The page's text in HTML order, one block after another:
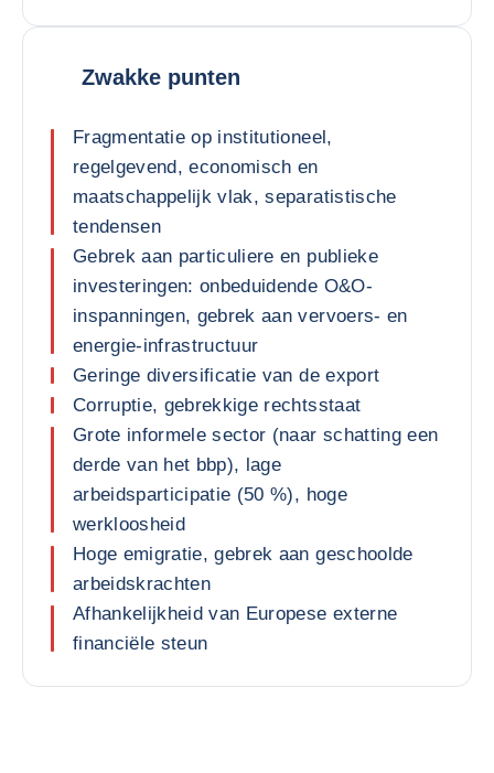
Zwakke punten
Fragmentatie op institutioneel,
regelgevend, economisch en
maatschappelijk vlak, separatistische
tendensen
Gebrek aan particuliere en publieke
investeringen: onbeduidende O&O-
inspanningen, gebrek aan vervoers- en
energie-infrastructuur
Geringe diversificatie van de export
Corruptie, gebrekkige rechtsstaat
Grote informele sector (naar schatting een
derde van het bbp), lage
arbeidsparticipatie (50 %), hoge
werkloosheid
Hoge emigratie, gebrek aan geschoolde
arbeidskrachten
Afhankelijkheid van Europese externe
financiële steun